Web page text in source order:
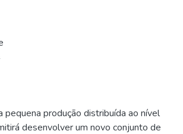
pequena produção distribuída ao nível
desenvolver um novo conjunto de